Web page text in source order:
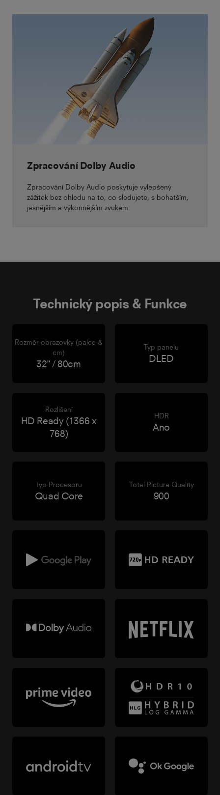
Zpracování Dolby Audio
Zpracování Dolby Audio poskytuje vylepšený
zážitek bez ohledu na to, co sledujete, s bohatším,
jasnějším a výkonnějším zvukem.
Technický popis & Funkce
Rozměr obrazovky (palce &
cm)
32" / 80cm
Typ panelu
DLED
Rozlišení
HD Ready (1366 x
768)
HDR
Ano
Typ Procesoru
Quad Core
Total Picture Quality
900